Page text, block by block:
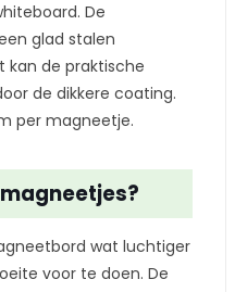
De
glad stalen
kan de praktische
de dikkere coating.
per magneetje.
wat luchtiger
voor te doen. De